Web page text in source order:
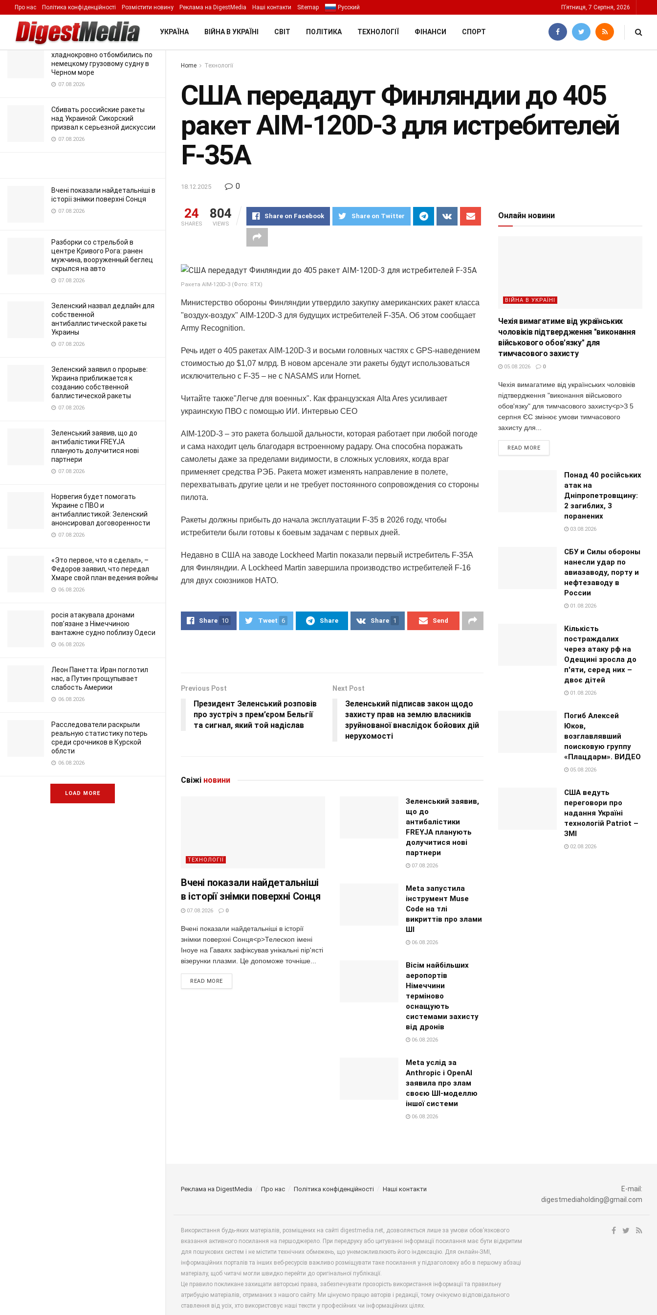
LATEST TRENDING Filter
истребителей F-35A
18.12.2025
хладнокровно отбомбились по
немецкому грузовому судну в
Черном море
07.08.2026
Сбивать российские ракеты
над Украиной: Сикорский
призвал к серьезной дискуссии
07.08.2026
Вчені показали найдетальніші в
історії знімки поверхні Сонця
07.08.2026
Разборки со стрельбой в
центре Кривого Рога: ранен
мужчина, вооруженный беглец
скрылся на авто
07.08.2026
Зеленский назвал дедлайн для
собственной
антибаллистической ракеты
Украины
07.08.2026
Зеленский заявил о прорыве:
Украина приближается к
созданию собственной
баллистической ракеты
07.08.2026
Зеленський заявив, що до
антибалістики FREYJA
планують долучитися нові
партнери
07.08.2026
Норвегия будет помогать
Украине с ПВО и
антибаллистикой: Зеленский
анонсировал договоренности
07.08.2026
«Это первое, что я сделал», –
Федоров заявил, что передал
Хмаре свой план ведения войны
06.08.2026
росія атакувала дронами
пов’язане з Німеччиною
вантажне судно поблизу Одеси
06.08.2026
Леон Панетта: Иран поглотил
нас, а Путин прощупывает
слабость Америки
06.08.2026
Расследователи раскрыли
реальную статистику потерь
среди срочников в Курской
облсти
06.08.2026
LOAD MORE
Про нас Політика конфіденційності Розмістити новину Реклама на DigestMedia Наші контакти Sitemap Русский П’ятниця, 7 Серпня, 2026
УКРАЇНА ВІЙНА В УКРАЇНІ СВІТ ПОЛІТИКА ТЕХНОЛОГІЇ ФІНАНСИ СПОРТ
Home Технології
США передадут Финляндии до 405
ракет AIM-120D-3 для истребителей
F-35A
18.12.2025 0
24
SHARES
804
VIEWS
Share on Facebook Share on Twitter
Ракета AIM-120D-3 (Фото: RTX)
Министерство обороны Финляндии утвердило закупку американских ракет класса
"воздух-воздух" AIM-120D-3 для будущих истребителей F-35A. Об этом сообщает
Army Recognition.
Речь идет о 405 ракетах AIM-120D-3 и восьми головных частях с GPS-наведением
стоимостью до $1,07 млрд. В новом арсенале эти ракеты будут использоваться
исключительно с F-35 – не с NASAMS или Hornet.
Читайте также"Легче для военных". Как французская Alta Ares усиливает
украинскую ПВО с помощью ИИ. Интервью СЕО
AIM-120D-3 – это ракета большой дальности, которая работает при любой погоде
и сама находит цель благодаря встроенному радару. Она способна поражать
самолеты даже за пределами видимости, в сложных условиях, когда враг
применяет средства РЭБ. Ракета может изменять направление в полете,
перехватывать другие цели и не требует постоянного сопровождения со стороны
пилота.
Ракеты должны прибыть до начала эксплуатации F-35 в 2026 году, чтобы
истребители были готовы к боевым задачам с первых дней.
Недавно в США на заводе Lockheed Martin показали первый истребитель F-35A
для Финляндии. А Lockheed Martin завершила производство истребителей F-16
для двух союзников НАТО.
Share 10 Tweet 6 Share Share 1 Send
Previous Post
Президент Зеленський розповів
про зустріч з прем’єром Бельгії
та сигнал, який той надіслав
Next Post
Зеленський підписав закон щодо
захисту прав на землю власників
зруйнованої внаслідок бойових дій
нерухомості
Свіжі новини
ТЕХНОЛОГІЇ
Вчені показали найдетальніші
в історії знімки поверхні Сонця
07.08.2026 0
Вчені показали найдетальніші в історії
знімки поверхні Сонця<p>Телескоп імені
Іноуе на Гаваях зафіксував унікальні пір'ясті
візерунки плазми. Це допоможе точніше...
READ MORE
Зеленський заявив,
що до
антибалістики
FREYJA планують
долучитися нові
партнери
07.08.2026
Meta запустила
інструмент Muse
Code на тлі
викриттів про злами
ШІ
06.08.2026
Вісім найбільших
аеропортів
Німеччини
терміново
оснащують
системами захисту
від дронів
06.08.2026
Meta услід за
Anthropic і OpenAI
заявила про злам
своєю ШІ-моделлю
іншої системи
06.08.2026
Онлайн новини
ВІЙНА В УКРАЇНІ
Чехія вимагатиме від українських
чоловіків підтвердження "виконання
військового обов'язку" для
тимчасового захисту
05.08.2026 0
Чехія вимагатиме від українських чоловіків
підтвердження "виконання військового
обов'язку" для тимчасового захисту<p>З 5
серпня ЄС змінює умови тимчасового
захисту для...
READ MORE
Понад 40 російських
атак на
Дніпропетровщину:
2 загиблих, 3
поранених
03.08.2026
СБУ и Силы обороны
нанесли удар по
авиазаводу, порту и
нефтезаводу в
России
01.08.2026
Кількість
постраждалих
через атаку рф на
Одещині зросла до
п'яти, серед них –
двоє дітей
01.08.2026
Погиб Алексей
Юков,
возглавлявший
поисковую группу
«Плацдарм». ВИДЕО
05.08.2026
США ведуть
переговори про
надання Україні
технологій Patriot –
ЗМІ
02.08.2026
Реклама на DigestMedia Про нас Політика конфіденційності Наші контакти
E-mail:
digestmediaholding@gmail.com
Використання будь-яких матеріалів, розміщених на сайті digestmedia.net, дозволяється лише за умови обов’язкового
вказання активного посилання на першоджерело. При передруку або цитуванні інформації посилання має бути відкритим
для пошукових систем і не містити технічних обмежень, що унеможливлюють його індексацію. Для онлайн-ЗМІ,
інформаційних порталів та інших веб-ресурсів важливо розміщувати таке посилання у підзаголовку або в першому абзаці
матеріалу, щоб читачі могли швидко перейти до оригінальної публікації.
Це правило покликане захищати авторські права, забезпечувати прозорість використання інформації та правильну
атрибуцію матеріалів, отриманих з нашого сайту. Ми цінуємо працю авторів і редакції, тому очікуємо відповідального
ставлення від усіх, хто використовує наші тексти у професійних чи інформаційних цілях.